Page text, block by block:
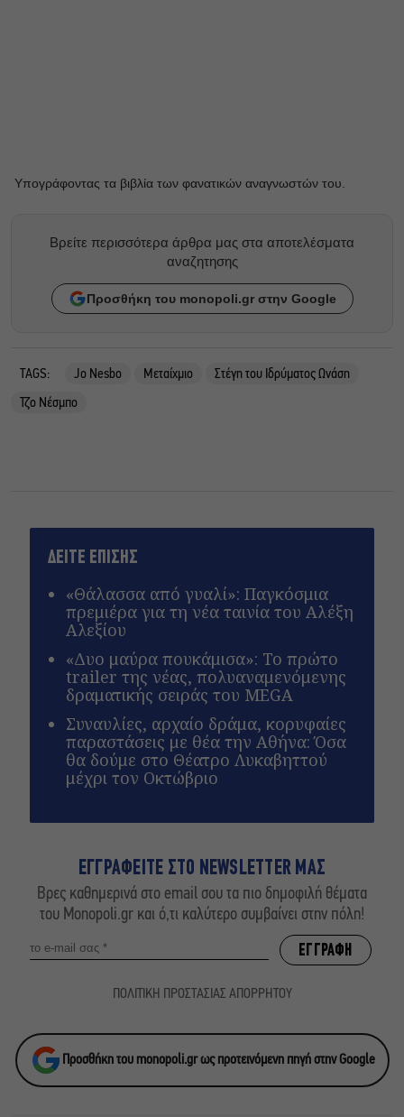
Υπογράφοντας τα βιβλία των φανατικών αναγνωστών του.
Βρείτε περισσότερα άρθρα μας στα αποτελέσματα
αναζητησης
Προσθήκη του monopoli.gr στην Google
TAGS: Jo Nesbo Μεταίχμιο
Στέγη του Ιδρύματος Ωνάση
Τζο Νέσμπο
ΔΕΙΤΕ ΕΠΙΣΗΣ
«Θάλασσα από γυαλί»: Παγκόσμια
πρεμιέρα για τη νέα ταινία του Αλέξη
Αλεξίου
«Δυο μαύρα πουκάμισα»: Το πρώτο
trailer της νέας, πολυαναμενόμενης
δραματικής σειράς του MEGA
Συναυλίες, αρχαίο δράμα, κορυφαίες
παραστάσεις με θέα την Αθήνα: Όσα
θα δούμε στο Θέατρο Λυκαβηττού
μέχρι τον Οκτώβριο
ΕΓΓΡΑΦΕΙΤΕ ΣΤΟ NEWSLETTER ΜΑΣ
Βρες καθημερινά στο email σου τα πιο δημοφιλή θέματα
του Monopoli.gr και ό,τι καλύτερο συμβαίνει στην πόλη!
ΠΟΛΙΤΙΚΗ ΠΡΟΣΤΑΣΙΑΣ ΑΠΟΡΡΗΤΟΥ
Προσθήκη του monopoli.gr ως προτεινόμενη πηγή στην Google